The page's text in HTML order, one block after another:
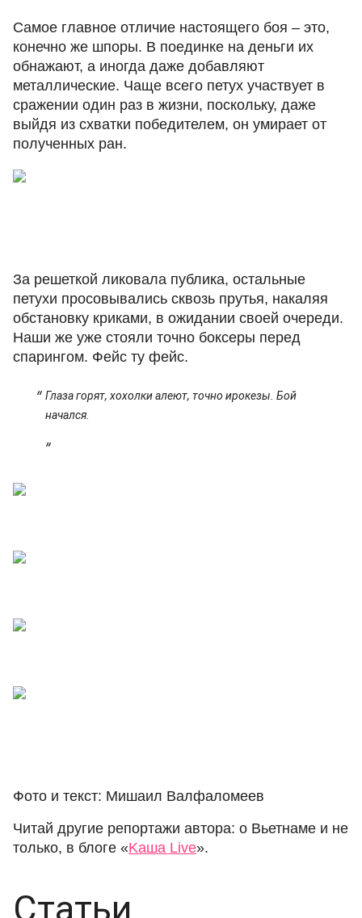
Самое главное отличие настоящего боя – это,
конечно же шпоры. В поединке на деньги их
обнажают, а иногда даже добавляют
металлические. Чаще всего петух участвует в
сражении один раз в жизни, поскольку, даже
выйдя из схватки победителем, он умирает от
полученных ран.
За решеткой ликовала публика, остальные
петухи просовывались сквозь прутья, накаляя
обстановку криками, в ожидании своей очереди.
Наши же уже стояли точно боксеры перед
спарингом. Фейс ту фейс.
Глаза горят, хохолки алеют, точно ирокезы. Бой
начался.
Фото и текст: Мишаил Валфаломеев
Читай другие репортажи автора: о Вьетнаме и не
только, в блоге «Kaша Live».
Статьи